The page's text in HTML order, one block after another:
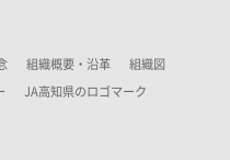
組織概要・沿革 組織図
JA高知県のロゴマーク